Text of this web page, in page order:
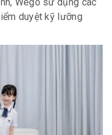
duyệt kỹ lưỡng